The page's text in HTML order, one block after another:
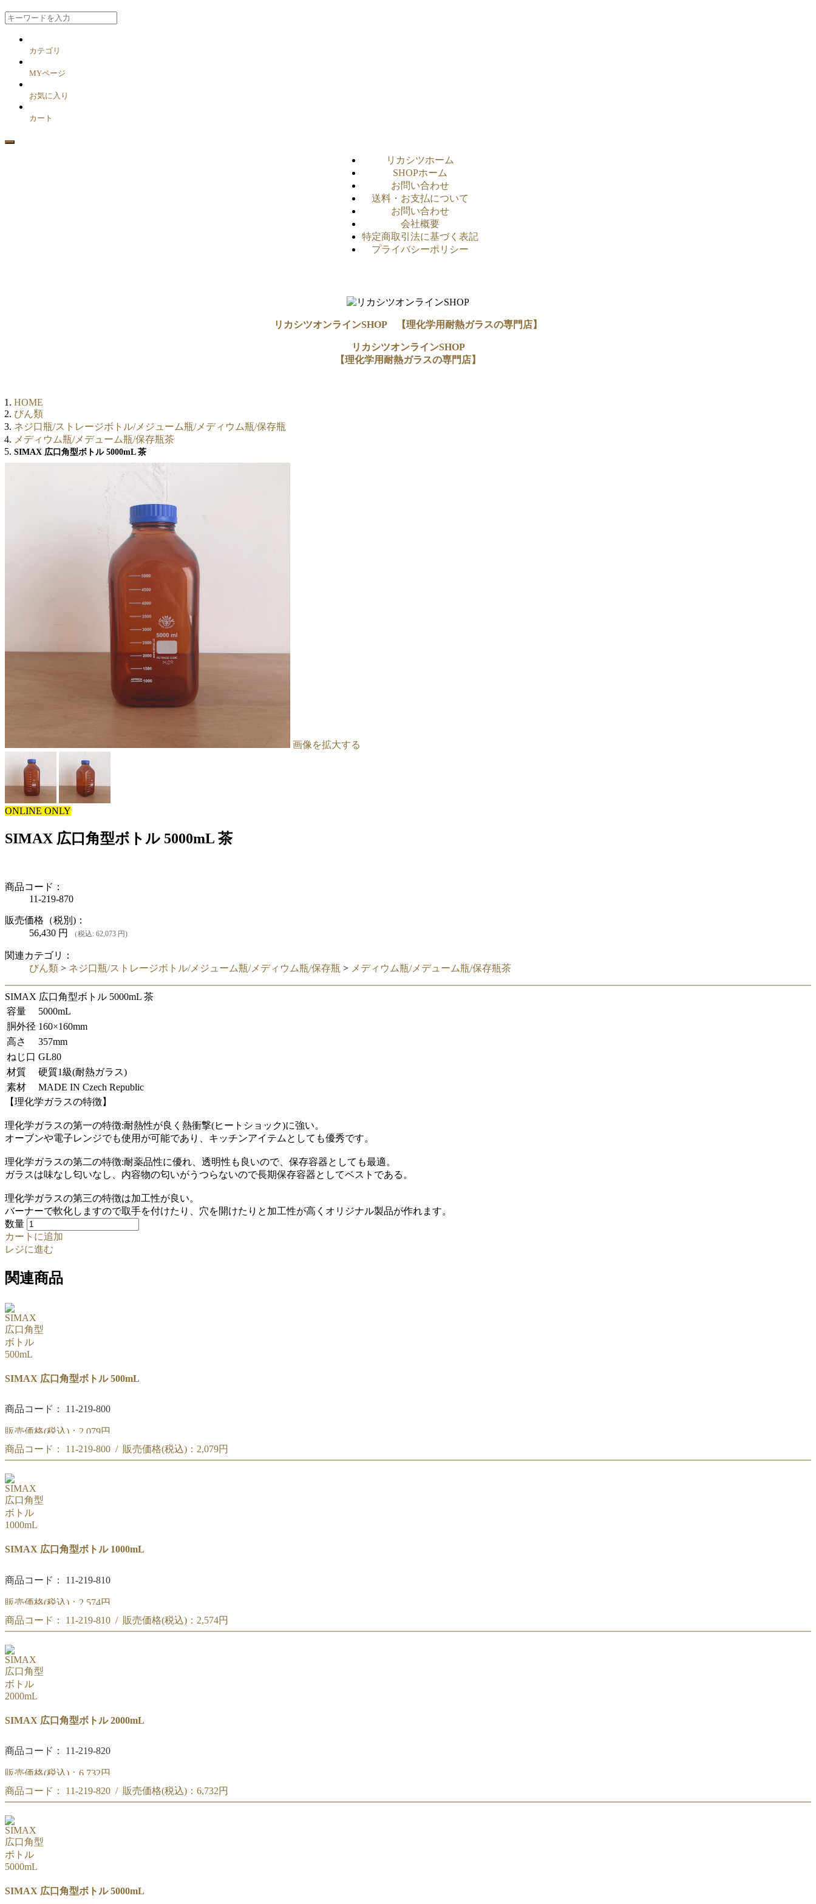
カテゴリ
MYページ
お気に入り
カート
リカシツホーム
SHOPホーム
お問い合わせ
送料・お支払について
お問い合わせ
会社概要
特定商取引法に基づく表記
プライバシーポリシー
リカシツオンラインSHOP 【理化学用耐熱ガラスの専門店】
リカシツオンラインSHOP
【理化学用耐熱ガラスの専門店】
HOME
びん類
ネジ口瓶/ストレージボトル/メジューム瓶/メディウム瓶/保存瓶
メディウム瓶/メデューム瓶/保存瓶茶
SIMAX 広口角型ボトル 5000mL 茶
画像を拡大する
ONLINE ONLY
SIMAX 広口角型ボトル 5000mL 茶
商品コード：
11-219-870
販売価格（税別)：
56,430 円 （税込: 62,073 円)
関連カテゴリ：
びん類 > ネジ口瓶/ストレージボトル/メジューム瓶/メディウム瓶/保存瓶 > メディウム瓶/メデューム瓶/保存瓶茶
SIMAX 広口角型ボトル 5000mL 茶
容量
5000mL
胴外径 160×160mm
高さ
357mm
ねじ口 GL80
材質
硬質1級(耐熱ガラス)
素材
MADE IN Czech Republic
【理化学ガラスの特徴】
理化学ガラスの第一の特徴:耐熱性が良く熱衝撃(ヒートショック)に強い。
オーブンや電子レンジでも使用が可能であり、キッチンアイテムとしても優秀です。
理化学ガラスの第二の特徴:耐薬品性に優れ、透明性も良いので、保存容器としても最適。
ガラスは味なし匂いなし、内容物の匂いがうつらないので長期保存容器としてベストである。
理化学ガラスの第三の特徴は加工性が良い。
バーナーで軟化しますので取手を付けたり、穴を開けたりと加工性が高くオリジナル製品が作れます。
数量
カートに追加
レジに進む
関連商品
SIMAX 広口角型ボトル 500mL
商品コード： 11-219-800
販売価格(税込)： 2,079円
広口角型ボトル 500mL
商品コード： 11-219-800 / 販売価格(税込)： 2,079円
広口角型ボトル 500mL
SIMAX 広口角型ボトル 1000mL
商品コード： 11-219-810
販売価格(税込)： 2,574円
広口角型ボトル 1000mL
商品コード： 11-219-810 / 販売価格(税込)： 2,574円
広口角型ボトル 1000mL
SIMAX 広口角型ボトル 2000mL
商品コード： 11-219-820
販売価格(税込)： 6,732円
広口角型ボトル 2000mL
商品コード： 11-219-820 / 販売価格(税込)： 6,732円
広口角型ボトル 2000mL
SIMAX 広口角型ボトル 5000mL